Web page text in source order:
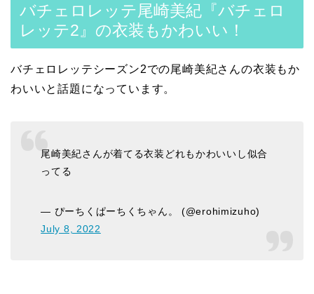
バチェロレッテ尾崎美紀『バチェロ
レッテ2』の衣装もかわいい！
バチェロレッテシーズン2での尾崎美紀さんの衣装もか
わいいと話題になっています。
尾崎美紀さんが着てる衣装どれもかわいいし似合
ってる
— ぴーちくぱーちくちゃん。 (@erohimizuho)
July 8, 2022